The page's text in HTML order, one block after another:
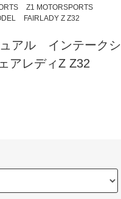
Z1 MOTORSPORTS
FAIRLADY Z Z32
アル インテークシ
アレディZ Z32